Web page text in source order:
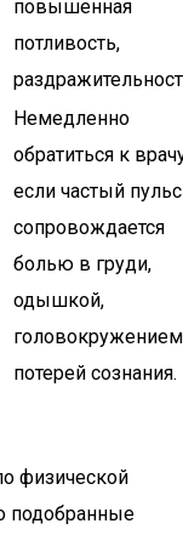
повышенная
потливость,
Немедленно
обратиться к
если частый пульс
сопровождается
болью в груди,
одышкой,
потерей сознания.
физической
подобранные